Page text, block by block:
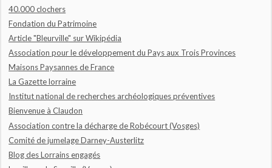
40.000 clochers
Fondation du Patrimoine
Article "Bleurville" sur Wikipédia
Association pour le développement du Pays aux Trois Provinces
Maisons Paysannes de France
La Gazette lorraine
Institut national de recherches archéologiques préventives
Bienvenue à Claudon
Association contre la décharge de Robécourt (Vosges)
Comité de jumelage Darney-Austerlitz
Blog des Lorrains engagés